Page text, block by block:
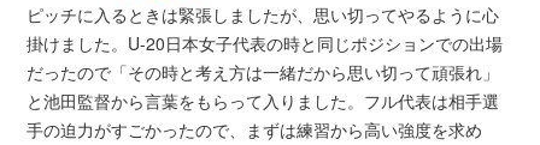
ピッチに入るときは緊張しましたが、思い切ってやるように心
掛けました。U-20日本女子代表の時と同じポジションでの出場
だったので「その時と考え方は一緒だから思い切って頑張れ」
と池田監督から言葉をもらって入りました。フル代表は相手選
手の迫力がすごかったので、まずは練習から高い強度を求め